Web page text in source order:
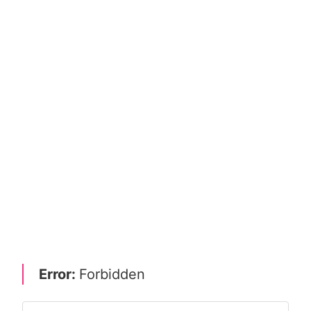
Error: Forbidden